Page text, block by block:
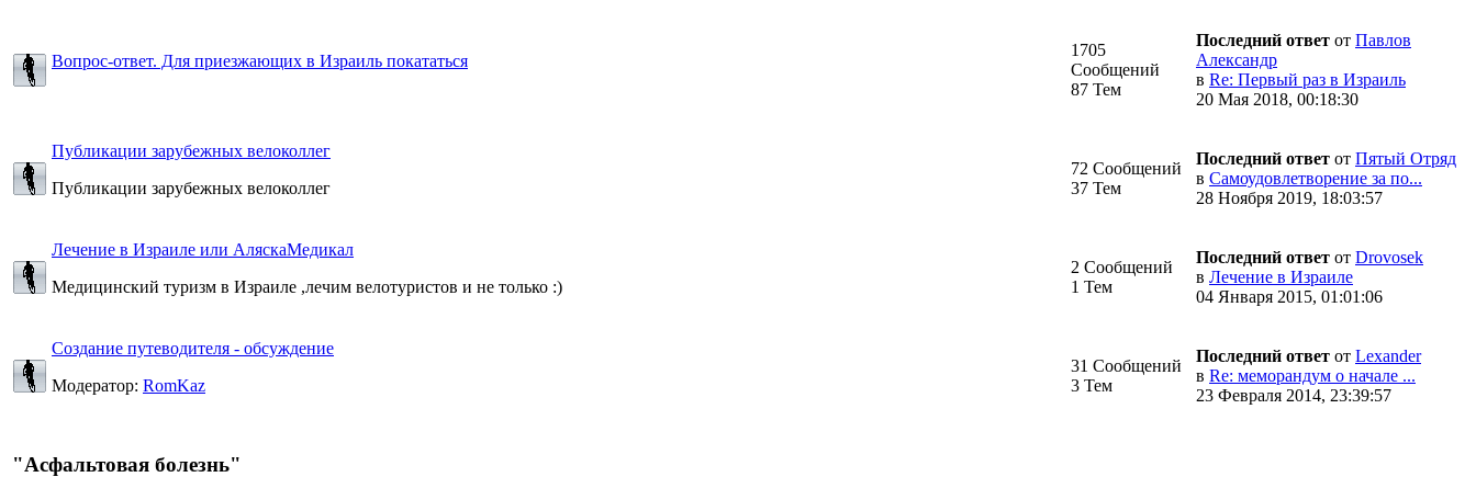
Вопрос-ответ. Для приезжающих в Израиль покататься
1705
Сообщений
87 Тем
Последний ответ от Павлов
Александр
в Re: Первый раз в Израиль
20 Мая 2018, 00:18:30
Публикации зарубежных велоколлег
Публикации зарубежных велоколлег
72 Сообщений
37 Тем
Последний ответ от Пятый Отряд
в Самоудовлетворение за по...
28 Ноября 2019, 18:03:57
Лечение в Израиле или АляскаМедикал
Медицинский туризм в Израиле ,лечим велотуристов и не только :)
2 Сообщений
1 Тем
Последний ответ от Drovosek
в Лечение в Израиле
04 Января 2015, 01:01:06
Создание путеводителя - обсуждение
Модератор: RomKaz
31 Сообщений
3 Тем
Последний ответ от Lexander
в Re: меморандум о начале ...
23 Февраля 2014, 23:39:57
"Асфальтовая болезнь"